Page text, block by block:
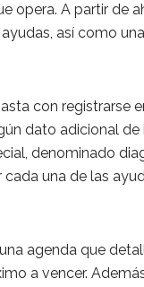
opera. A partir de
así como
con registrarse
dato adicional de
denominado
una de las
agenda que
a vencer.